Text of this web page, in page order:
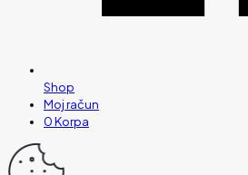
Shop
Moj račun
0Korpa